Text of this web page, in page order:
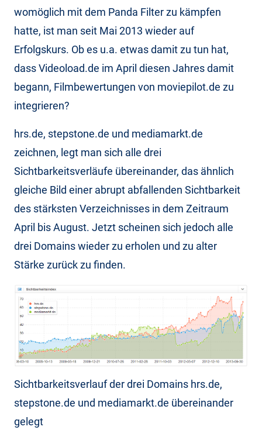
womöglich mit dem Panda Filter zu kämpfen
hatte, ist man seit Mai 2013 wieder auf
Erfolgskurs. Ob es u.a. etwas damit zu tun hat,
dass Videoload.de im April diesen Jahres damit
begann, Filmbewertungen von moviepilot.de zu
integrieren?
hrs.de, stepstone.de und mediamarkt.de
zeichnen, legt man sich alle drei
Sichtbarkeitsverläufe übereinander, das ähnlich
gleiche Bild einer abrupt abfallenden Sichtbarkeit
des stärksten Verzeichnisses in dem Zeitraum
April bis August. Jetzt scheinen sich jedoch alle
drei Domains wieder zu erholen und zu alter
Stärke zurück zu finden.
Sichtbarkeitsverlauf der drei Domains hrs.de,
stepstone.de und mediamarkt.de übereinander
gelegt